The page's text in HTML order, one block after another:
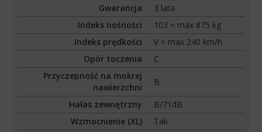
Gwarancja
3 lata
Indeks nośności
103 = max 875 kg
Indeks prędkości
V = max 240 km/h
Opór toczenia
C
Przyczepność na mokrej
nawierzchni
B
Hałas zewnętrzny
B/71dB
Wzmocnienie (XL)
Tak